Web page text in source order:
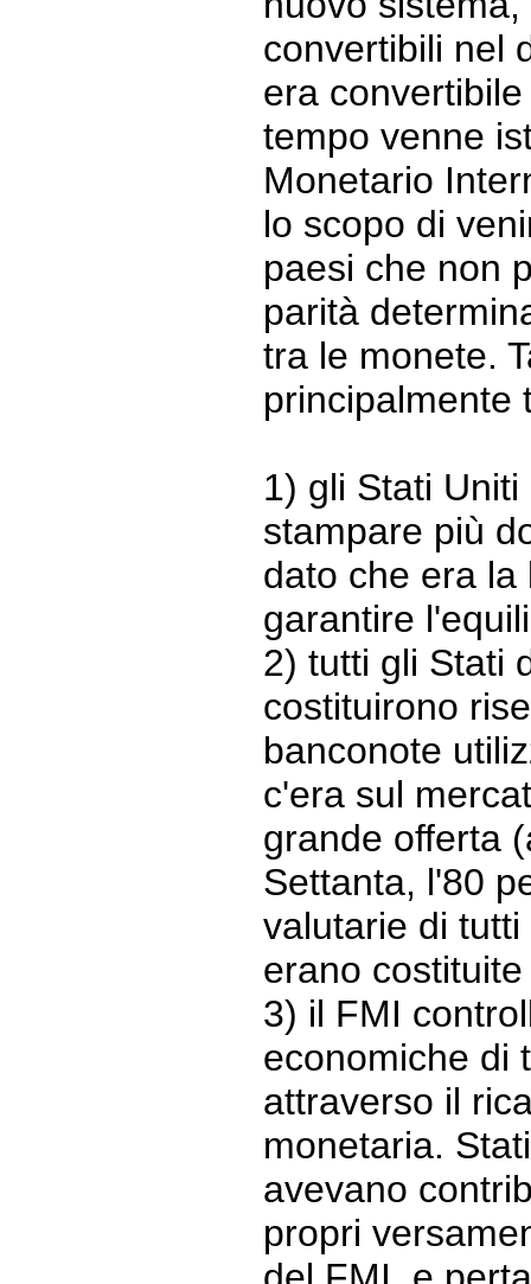
convertibili nel
era
tempo venne
Monetario
lo scopo di
paesi che non
parità
tra le monete.
principalmente
1) gli Stati
stampare più
dato che era la
garantire
2) tutti gli Stati
costituirono
banconote
c'era sul
grande offerta
Settanta, l'80
valutarie di
erano
3) il FMI
economiche di
attraverso il
monetaria.
avevano
propri